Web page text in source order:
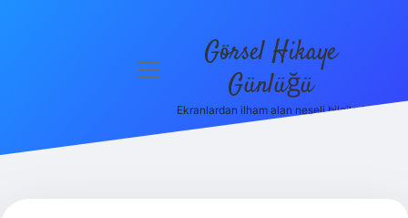
menüyü
Görsel Hikaye
Günlüğü
Ekranlardan ilham alan neşeli bilgiler!